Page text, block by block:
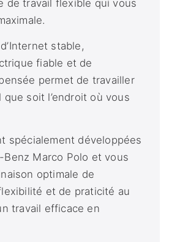
de travail flexible qui vous
stable,
fiable et de
permet de travailler
soit l’endroit où vous
spécialement développées
Marco Polo et vous
optimale de
et de praticité au
travail efficace en